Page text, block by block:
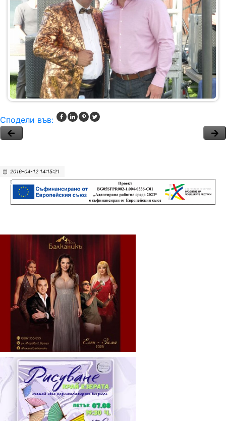
Сподели във:
2016-04-12 14:15:21